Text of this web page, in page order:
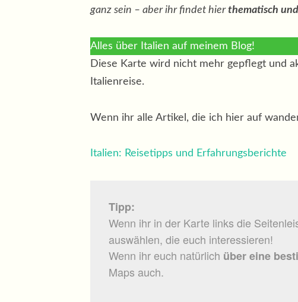
ganz sein – aber ihr findet hierthematisch
Alles über Italien auf meinem Blog!
Diese Karte wird nicht mehr gepflegt und
Italienreise.
Wenn ihr alle Artikel, die ich hier auf
Italien: Reisetipps und Erfahrungsberichte
Tipp:
Wenn ihr in der Karte links die
auswählen, die euch interessieren!
Wenn ihr euch natürlich über eine
Maps auch.